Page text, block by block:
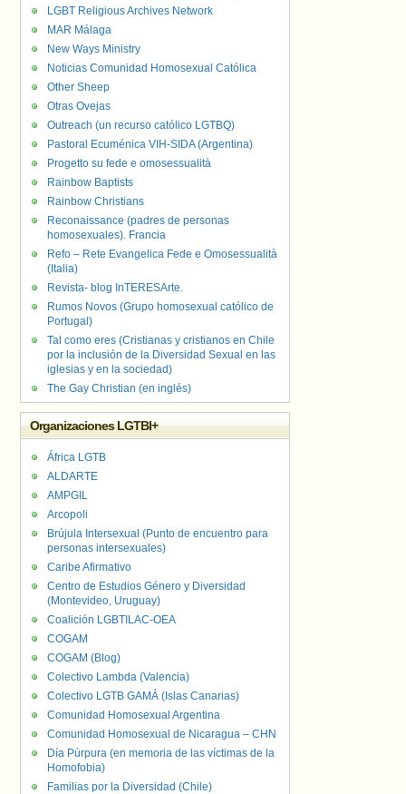
LGBT Religious Archives Network
MAR Málaga
New Ways Ministry
Noticias Comunidad Homosexual Católica
Other Sheep
Otras Ovejas
Outreach (un recurso católico LGTBQ)
Pastoral Ecuménica VIH-SIDA (Argentina)
Progetto su fede e omosessualità
Rainbow Baptists
Rainbow Christians
Reconaissance (padres de personas
homosexuales). Francia
Refo – Rete Evangelica Fede e Omosessualità
(Italia)
Revista- blog InTERESArte.
Rumos Novos (Grupo homosexual católico de
Portugal)
Tal como eres (Cristianas y cristianos en Chile
por la inclusión de la Diversidad Sexual en las
iglesias y en la sociedad)
The Gay Christian (en inglés)
Organizaciones LGTBI+
África LGTB
ALDARTE
AMPGIL
Arcopoli
Brújula Intersexual (Punto de encuentro para
personas intersexuales)
Caribe Afirmativo
Centro de Estudios Género y Diversidad
(Montevideo, Uruguay)
Coalición LGBTILAC-OEA
COGAM
COGAM (Blog)
Colectivo Lambda (Valencia)
Colectivo LGTB GAMÁ (Islas Canarias)
Comunidad Homosexual Argentina
Comunidad Homosexual de Nicaragua – CHN
Día Púrpura (en memoria de las víctimas de la
Homofobia)
Familias por la Diversidad (Chile)